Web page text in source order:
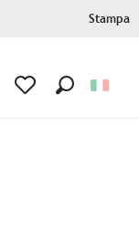
Stampa